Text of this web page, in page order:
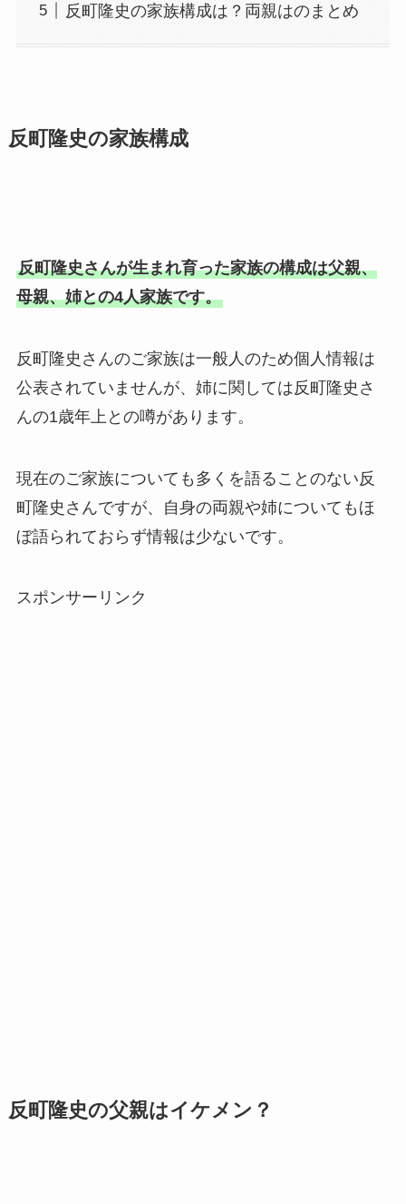
反町隆史の家族構成は？両親はのまとめ
反町隆史の家族構成
反町隆史さんが生まれ育った家族の構成は父親、
母親、姉との4人家族です。
反町隆史さんのご家族は一般人のため個人情報は
公表されていませんが、姉に関しては反町隆史さ
んの1歳年上との噂があります。
現在のご家族についても多くを語ることのない反
町隆史さんですが、自身の両親や姉についてもほ
ぼ語られておらず情報は少ないです。
スポンサーリンク
反町隆史の父親はイケメン？